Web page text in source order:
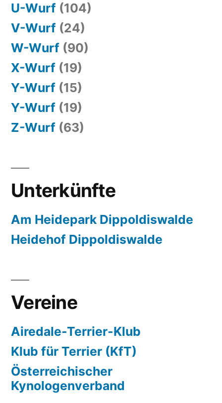
U-Wurf (104)
V-Wurf (24)
W-Wurf (90)
X-Wurf (19)
Y-Wurf (15)
Y-Wurf (19)
Z-Wurf (63)
Unterkünfte
Am Heidepark Dippoldiswalde
Heidehof Dippoldiswalde
Vereine
Airedale-Terrier-Klub
Klub für Terrier (KfT)
Österreichischer
Kynologenverband